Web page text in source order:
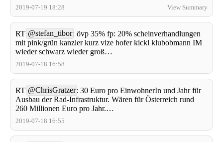
2019-07-19 18:28 View Summary
RT @stefan_tibor: övp 35% fp: 20% scheinverhandlungen
mit pink/grün kanzler kurz vize hofer kickl klubobmann IM
wieder schwarz wieder groß…
2019-07-18 16:58
RT @ChrisGratzer: 30 Euro pro EinwohnerIn und Jahr für
Ausbau der Rad-Infrastruktur. Wären für Österreich rund
260 Millionen Euro pro Jahr.…
2019-07-18 16:55